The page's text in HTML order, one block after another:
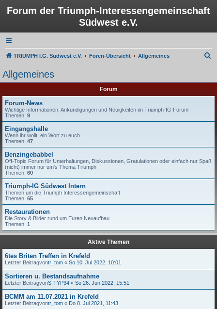
Forum der Triumph-Interessengemeinschaft
Südwest e.V.
TRIUMPH I.G. Südwest e.V. Foren-Übersicht Allgemeines
Allgemeines
Forum
Forum-News
Wichtige Informationen, Ankündigungen und Neuigkeiten im Triumph-IG Forum
Themen: 9
Eingangshalle
Wenn ihr wollt, ein Wort zu euch ...
Themen: 47
Benzingebabbel
Off-Topic Forum für Unterhaltungen, Diskussionen, Gratulationen oder einfach nur Spaß
(nicht) immer nur um's Thema Triumph
Themen: 60
Triumph-IG Südwest Intern
Themen um die Triumph Interessengemeinschaft
Themen: 65
Restaurationen
Die Story & Bilder rund um Euren Neuaufbau....
Themen: 1
Aktive Themen
6tes Briten Treffen in Krefeld
Letzter Beitragvontr_tom « So 10. Jul 2022, 10:01
Sortieren u. Bestandsaufnahme
Letzter BeitragvonS-TYP34 « So 26. Jun 2022, 15:51
BCMM am 11.07.2021 in Krefeld
Letzter Beitragvontr_tom « Do 8. Jul 2021, 11:43